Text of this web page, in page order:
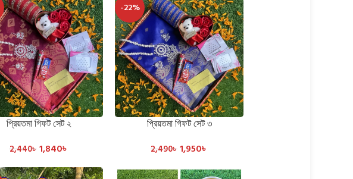
ADD TO CART
প্রিয়তমা গিফট সেট ২
2,440৳1,840৳
-22%
ADD TO CART
প্রিয়তমা গিফট সেট ৩
2,490৳1,950৳